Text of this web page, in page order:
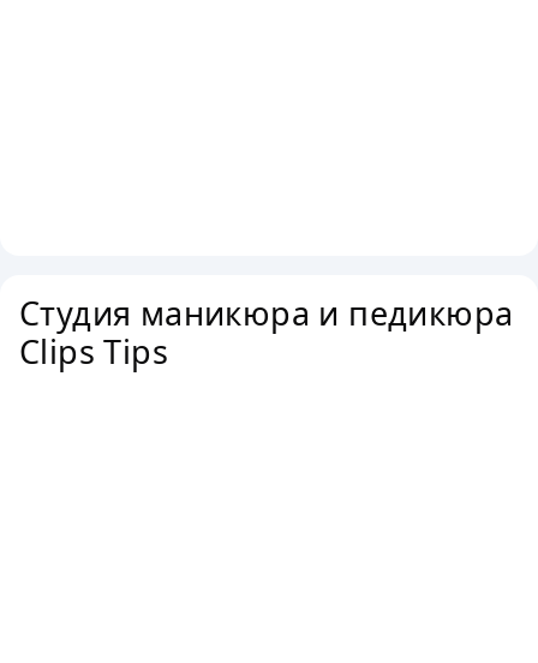
Студия маникюра и педикюра
Clips Tips